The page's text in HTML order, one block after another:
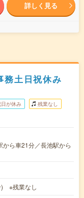
詳しく見る
務土日祝休み
日が休み 残業なし
ら車21分／長池駅から
) ※残業なし